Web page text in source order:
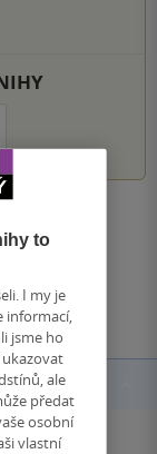
to
I my je
informací,
jsme ho
ukazovat
ale
předat
osobní
vlastní